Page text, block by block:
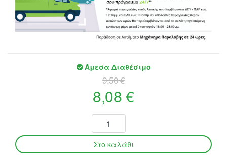
Άμεσα Διαθέσιμο
9,50 €
8,08 €